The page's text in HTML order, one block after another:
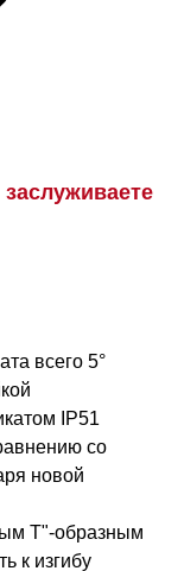
всего 5°
IP51
со
новой
Т"-образным
к изгибу